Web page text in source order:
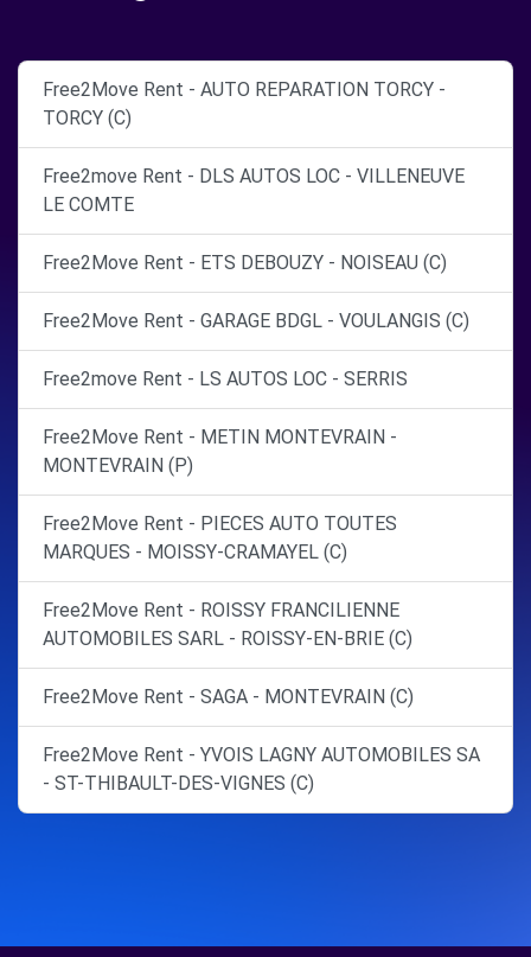
Free2Move Rent - AUTO REPARATION TORCY -
TORCY (C)
Free2move Rent - DLS AUTOS LOC - VILLENEUVE
LE COMTE
Free2Move Rent - ETS DEBOUZY - NOISEAU (C)
Free2Move Rent - GARAGE BDGL - VOULANGIS (C)
Free2move Rent - LS AUTOS LOC - SERRIS
Free2Move Rent - METIN MONTEVRAIN -
MONTEVRAIN (P)
Free2Move Rent - PIECES AUTO TOUTES
MARQUES - MOISSY-CRAMAYEL (C)
Free2Move Rent - ROISSY FRANCILIENNE
AUTOMOBILES SARL - ROISSY-EN-BRIE (C)
Free2Move Rent - SAGA - MONTEVRAIN (C)
Free2Move Rent - YVOIS LAGNY AUTOMOBILES SA
- ST-THIBAULT-DES-VIGNES (C)